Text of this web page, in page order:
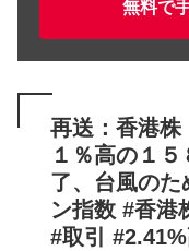
無料で
再送：香港
１％高の１
了、台風のた
ン指数 #香港
#取引